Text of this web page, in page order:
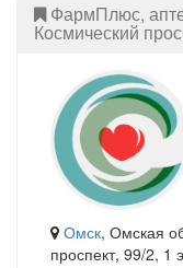
ФармПлюс,
Космический
Омск, Омская
проспект, 99/2, 1